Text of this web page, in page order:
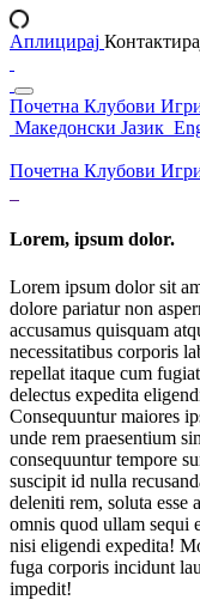
Аплицирај
Почетна Клубови
Македонски Јазик
Почетна Клубови
Lorem, ipsum dolor.
Lorem ipsum dolor sit
dolore pariatur non
accusamus quisquam
necessitatibus corporis
repellat itaque cum
delectus expedita
Consequuntur maiores
unde rem praesentium
consequuntur tempore
suscipit id nulla
deleniti rem, soluta esse
omnis quod ullam sequi
nisi eligendi expedita!
fuga corporis incidunt
impedit!